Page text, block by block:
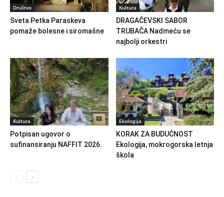
Društvo
Sveta Petka Paraskeva
pomaže bolesne i siromašne
Kultura
DRAGAČEVSKI SABOR
TRUBAČA Nadmeću se
najbolji orkestri
Kultura
Potpisan ugovor o
sufinansiranju NAFFIT 2026.
Ekologija
KORAK ZA BUDUĆNOST
Ekologija, mokrogorska letnja
škola